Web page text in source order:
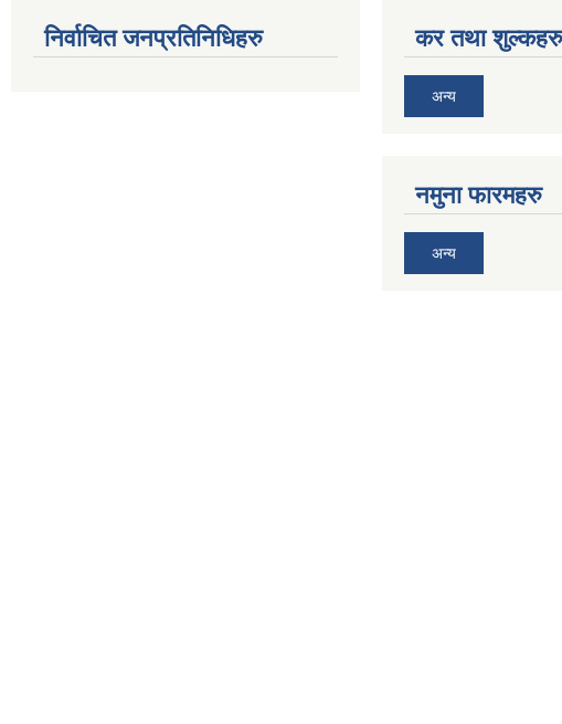
निर्वाचित जनप्रतिनिधिहरु कर तथा शुल्कहरु
अन्य
नमुना फारमहरु
अन्य